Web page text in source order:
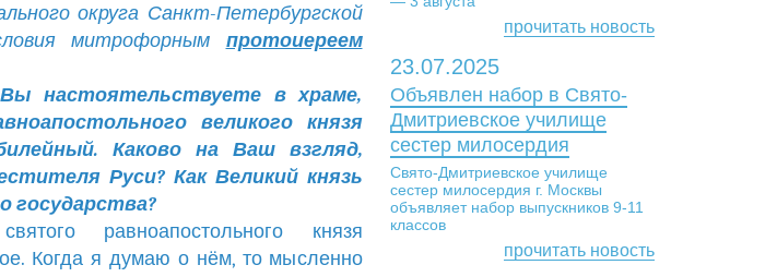
округа Санкт-Петербургской
митрофорным протоиереем
настоятельствуете в храме,
великого князя
Каково на Ваш взгляд,
Руси? Как Великий князь
государства?
равноапостольного князя
Когда я думаю о нём, то мысленно
прочитать новость
23.07.2025
Объявлен набор в Свято-
Дмитриевское училище
сестер милосердия
Свято-Дмитриевское училище
сестер милосердия г. Москвы
объявляет набор выпускников 9-11
классов
прочитать новость